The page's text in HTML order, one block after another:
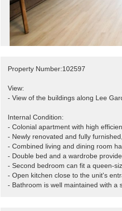
Property Number:102597
View:
- View of the buildings along Lee
Internal Condition:
- Colonial apartment with high
- Newly renovated and fully
- Combined living and dining room
- Double bed and a wardrobe
- Second bedroom can fit a queen-
- Open kitchen close to the unit's
- Bathroom is well maintained with a